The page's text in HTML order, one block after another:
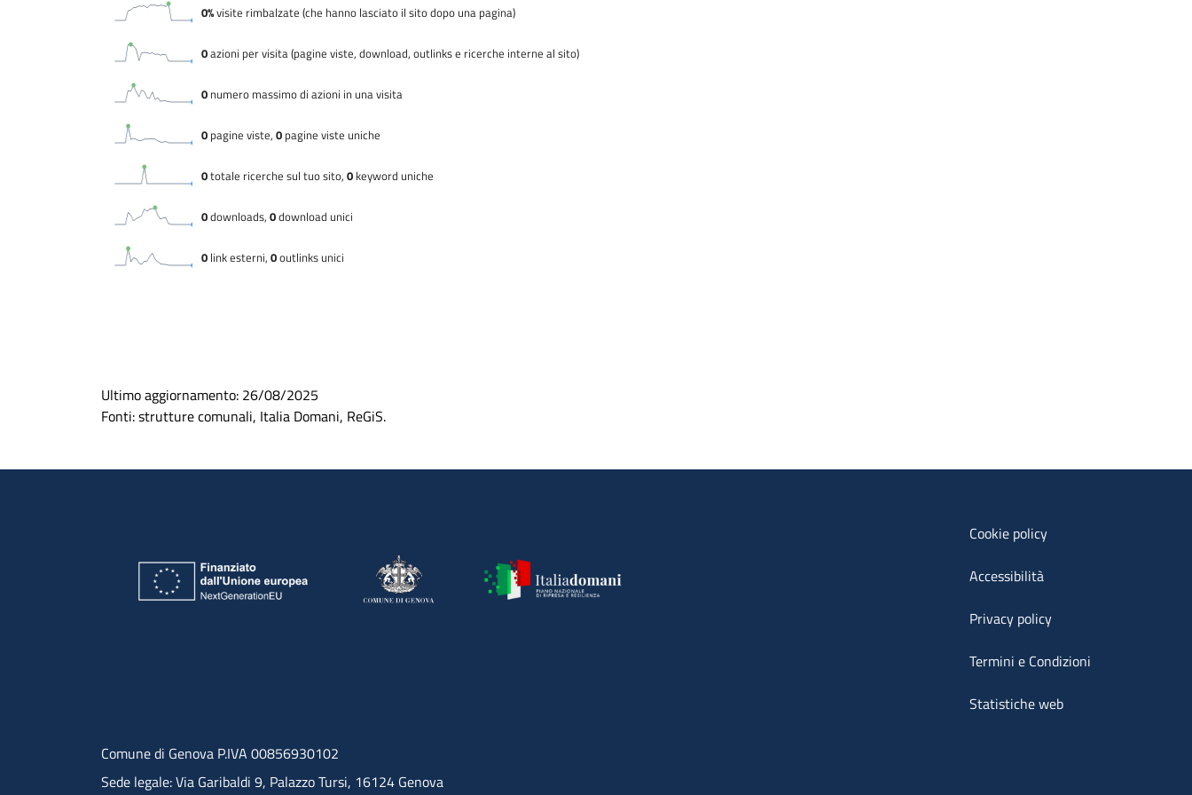
Ultimo aggiornamento: 26/08/2025
Fonti: strutture comunali, Italia Domani, ReGiS.
Cookie policy
Accessibilità
Privacy policy
Termini e Condizioni
Statistiche web
Comune di Genova P.IVA 00856930102
Sede legale: Via Garibaldi 9, Palazzo Tursi, 16124 Genova